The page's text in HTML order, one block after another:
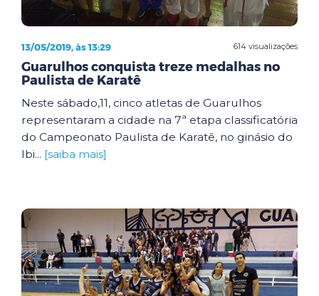
614 visualizações
13/05/2019, às 13:29
Guarulhos conquista treze medalhas no
Paulista de Karatê
Neste sábado,11, cinco atletas de Guarulhos
representaram a cidade na 7ª etapa classificatória
do Campeonato Paulista de Karatê, no ginásio do
Ibi... [saiba mais]